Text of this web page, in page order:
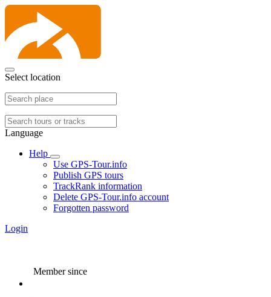
Select location
Language
Help
Use GPS-Tour.info
Publish GPS tours
TrackRank information
Delete GPS-Tour.info account
Forgotten password
Login
Member since